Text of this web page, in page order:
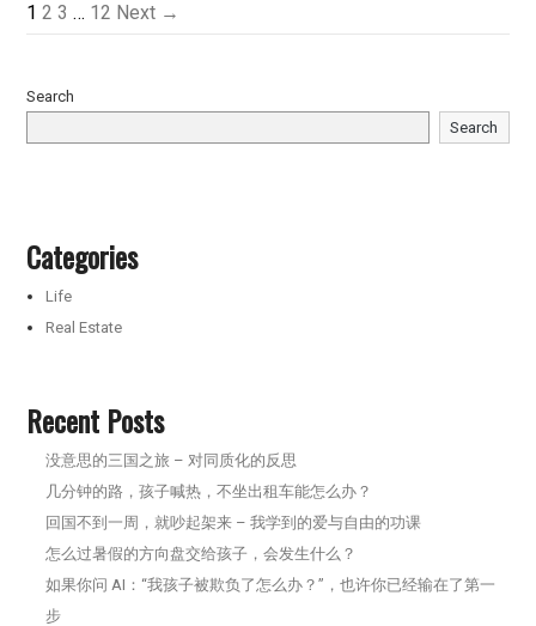
1 2 3 … 12 Next →
Search
Search
Categories
Life
Real Estate
Recent Posts
没意思的三国之旅 – 对同质化的反思
几分钟的路，孩子喊热，不坐出租车能怎么办？
回国不到一周，就吵起架来 – 我学到的爱与自由的功课
怎么过暑假的方向盘交给孩子，会发生什么？
如果你问 AI：“我孩子被欺负了怎么办？”，也许你已经输在了第一
步